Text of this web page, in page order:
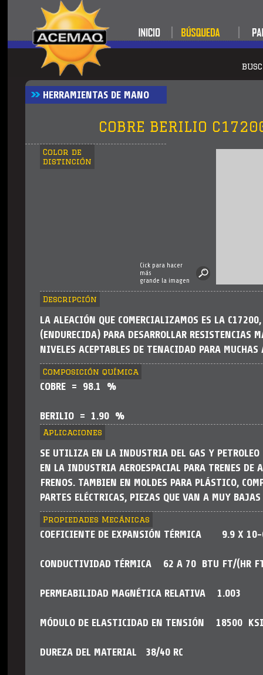
HERRAMIENTAS DE MANO
COBRE BERILIO
Color de
distinción
Cick para hacer
más
grande la imagen
Descripción
LA ALEACIÓN QUE COMERCIALIZAMOS ES LA
(ENDURECIDA) PARA DESARROLLAR RESISTENCIAS
NIVELES ACEPTABLES DE TENACIDAD PARA
Composición química
COBRE = 98.1 %
BERILIO = 1.90 %
Aplicaciones
SE UTILIZA EN LA INDUSTRIA DEL GAS Y PETROLEO
EN LA INDUSTRIA AEROESPACIAL PARA TRENES DE
FRENOS. TAMBIEN EN MOLDES PARA PLÁSTICO,
PARTES ELÉCTRICAS, PIEZAS QUE VAN A MUY BAJAS
Propiedades Mecánicas
COEFICIENTE DE EXPANSIÓN TÉRMICA 9.9 X
CONDUCTIVIDAD TÉRMICA 62 A 70 BTU FT/(HR
PERMEABILIDAD MAGNÉTICA RELATIVA 1.003
MÓDULO DE ELASTICIDAD EN TENSIÓN 18500 KSI
DUREZA DEL MATERIAL 38/40 RC